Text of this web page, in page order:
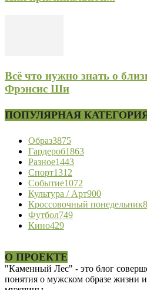
Всё что нужно знать о
Фрэнсис Ши
ПОПУЛЯРНАЯ
Образ3875
Гардероб1863
Разное1443
Спорт1312
Событие1072
Культура / Арт900
Кроссовочный понедельник
Футбол749
Кино429
О ПРОЕКТЕ
"Каменный Лес" - это блог
понятия о мужском образе жизни